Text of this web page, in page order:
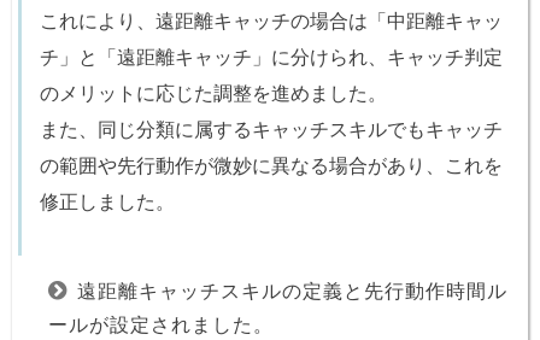
これにより、遠距離キャッチの場合は「中距離キャッ
チ」と「遠距離キャッチ」に分けられ、キャッチ判定
のメリットに応じた調整を進めました。
また、同じ分類に属するキャッチスキルでもキャッチ
の範囲や先行動作が微妙に異なる場合があり、これを
修正しました。
遠距離キャッチスキルの定義と先行動作時間ル
ールが設定されました。